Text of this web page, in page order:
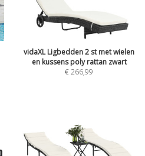
vidaXL Ligbedden 2 st met wielen
en kussens poly rattan zwart
€266,99